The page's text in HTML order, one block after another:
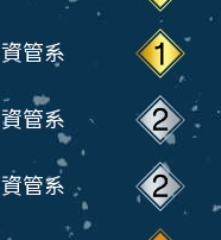
資管系
資管系
資管系